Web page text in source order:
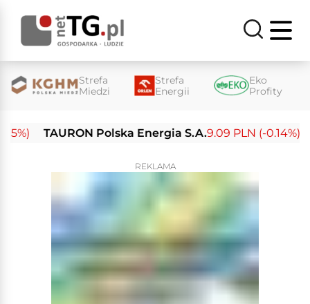
Strefa
Miedzi
Strefa
Energii
Eko
Profity
TAURON Polska Energia S.A.9.09 PLN (-0.14%)
REKLAMA